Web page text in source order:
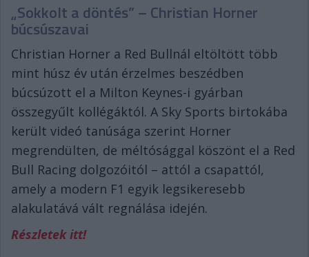
„Sokkolt a döntés” – Christian Horner
búcsúszavai
Christian Horner a Red Bullnál eltöltött több
mint húsz év után érzelmes beszédben
búcsúzott el a Milton Keynes-i gyárban
összegyűlt kollégáktól. A Sky Sports birtokába
került videó tanúsága szerint Horner
megrendülten, de méltósággal köszönt el a Red
Bull Racing dolgozóitól – attól a csapattól,
amely a modern F1 egyik legsikeresebb
alakulatává vált regnálása idején.
Részletek itt!